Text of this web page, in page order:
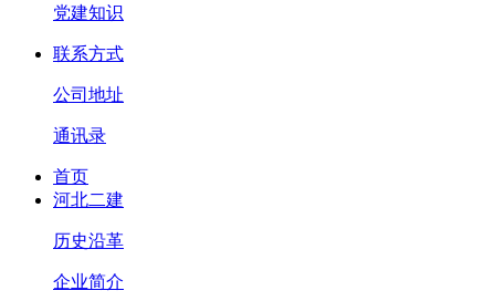
党建知识
联系方式
公司地址
通讯录
首页
河北二建
历史沿革
企业简介